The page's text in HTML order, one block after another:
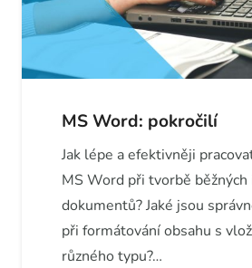
MS Word: pokročilí
Jak lépe a efektivněji
MS Word při tvorbě běžných
dokumentů? Jaké jsou
při formátování obsahu s
různého typu?…